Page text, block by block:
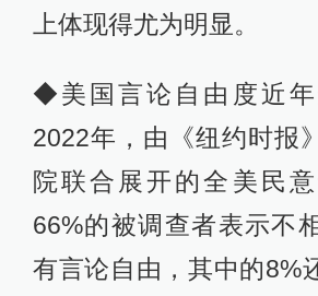
上体现得尤为明显。
◆美国言论自由度近年
2022年，由《纽约时报
院联合展开的全美民意
66%的被调查者表示不
有言论自由，其中的8%